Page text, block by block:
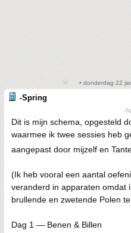
• donderdag 22
-Spring
-
Dit is mijn schema, opgesteld
waarmee ik twee sessies heb
aangepast door mijzelf en
(Ik heb vooral een aantal
veranderd in apparaten omdat
brullende en zwetende Polen
Dag 1 — Benen & Billen